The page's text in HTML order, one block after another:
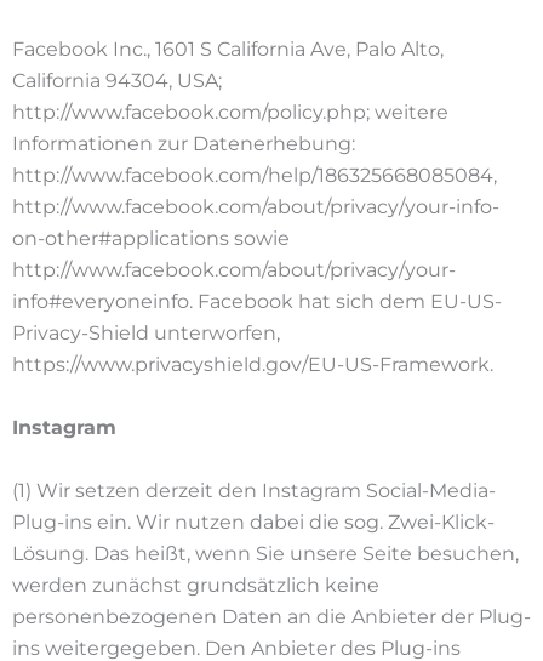
Facebook Inc., 1601 S California Ave, Palo Alto,
California 94304, USA;
http://www.facebook.com/policy.php; weitere
Informationen zur Datenerhebung:
http://www.facebook.com/help/186325668085084,
http://www.facebook.com/about/privacy/your-info-
on-other#applications sowie
http://www.facebook.com/about/privacy/your-
info#everyoneinfo. Facebook hat sich dem EU-US-
Privacy-Shield unterworfen,
https://www.privacyshield.gov/EU-US-Framework.
Instagram
(1) Wir setzen derzeit den Instagram Social-Media-
Plug-ins ein. Wir nutzen dabei die sog. Zwei-Klick-
Lösung. Das heißt, wenn Sie unsere Seite besuchen,
werden zunächst grundsätzlich keine
personenbezogenen Daten an die Anbieter der Plug-
ins weitergegeben. Den Anbieter des Plug-ins